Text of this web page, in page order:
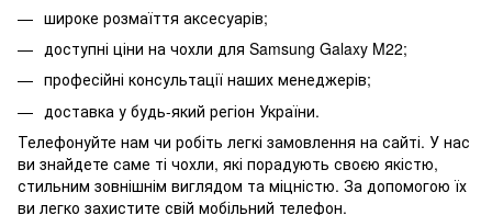
широке розмаїття аксесуарів;
доступні ціни на чохли для Samsung Galaxy M22;
професійні консультації наших менеджерів;
доставка у будь-який регіон України.
Телефонуйте нам чи робіть легкі замовлення на сайті. У нас
ви знайдете саме ті чохли, які порадують своєю якістю,
стильним зовнішнім виглядом та міцністю. За допомогою їх
ви легко захистите свій мобільний телефон.